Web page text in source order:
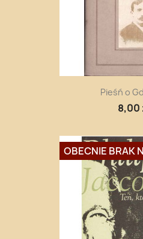
Pieśń o
8,00
OBECNIE BRAK